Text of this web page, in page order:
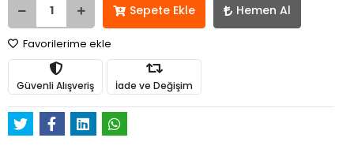
Sepete Ekle Hemen Al
Favorilerime ekle
Güvenli Alışveriş İade ve Değişim